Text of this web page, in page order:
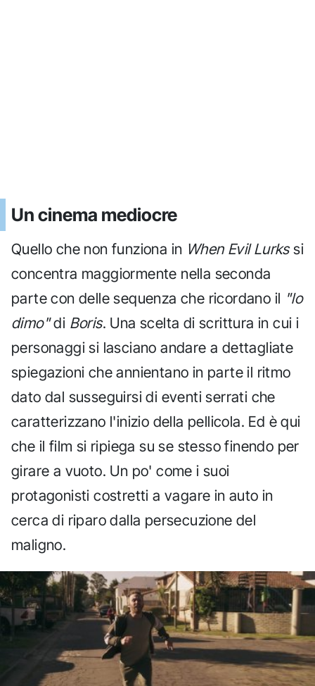
Un cinema mediocre
Quello che non funziona in When Evil Lurkssi
concentra maggiormente nella seconda
parte con delle sequenza che ricordano il "lo
dimo"di Boris. Una scelta di scrittura in cui i
personaggi si lasciano andare a dettagliate
spiegazioni che annientano in parte il ritmo
dato dal susseguirsi di eventi serrati che
caratterizzano l'inizio della pellicola. Ed è qui
che il film si ripiega su se stesso finendo per
girare a vuoto. Un po' come i suoi
protagonisti costretti a vagare in auto in
cerca di riparo dalla persecuzione del
maligno.